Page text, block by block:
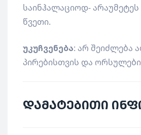
საინჰალაციოდ- არაუმეტეს
წვეთი.
უკუჩვენება: არ შეიძლება
პირებისთვის და
დამატებითი